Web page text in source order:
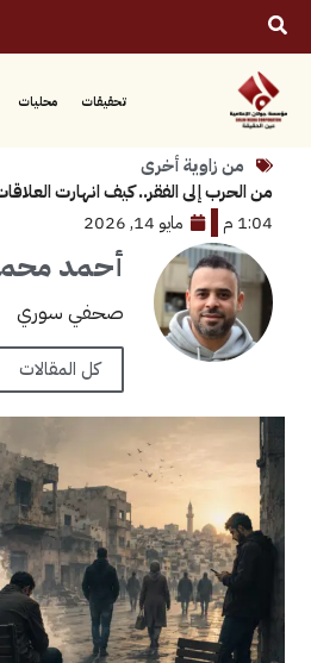
محليات فيديو
أخرى
إلى الفقر.. كيف انهارت العلاقات بين الناس؟
مايو 14, 2026
أحمد محمد العمر
صحفي سوري